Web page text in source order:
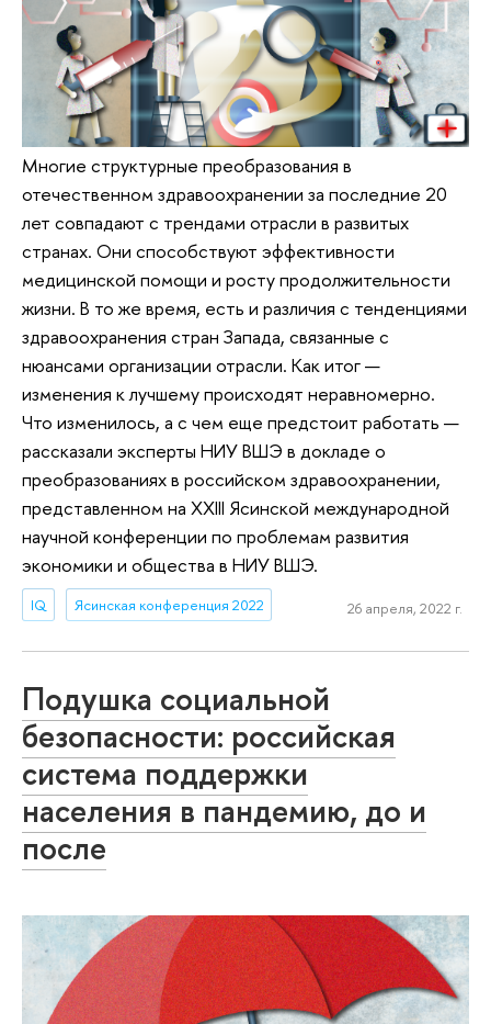
Многие структурные преобразования в
отечественном здравоохранении за последние 20
лет совпадают с трендами отрасли в развитых
странах. Они способствуют эффективности
медицинской помощи и росту продолжительности
жизни. В то же время, есть и различия с тенденциями
здравоохранения стран Запада, связанные с
нюансами организации отрасли. Как итог —
изменения к лучшему происходят неравномерно.
Что изменилось, а с чем еще предстоит работать —
рассказали эксперты НИУ ВШЭ в докладе о
преобразованиях в российском здравоохранении,
представленном на XXIII Ясинской международной
научной конференции по проблемам развития
экономики и общества в НИУ ВШЭ.
IQ Ясинская конференция 2022 26 апреля, 2022 г.
Подушка социальной
безопасности: российская
система поддержки
населения в пандемию, до и
после